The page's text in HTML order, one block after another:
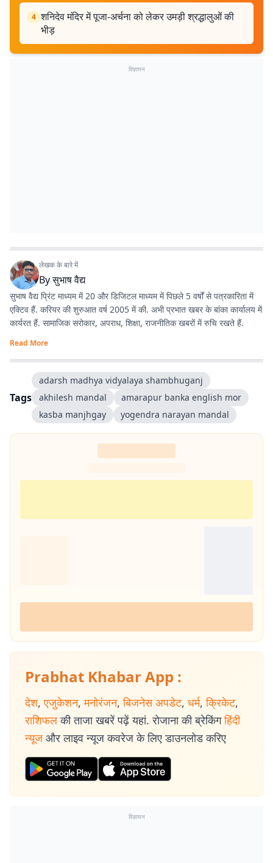
4 शनिदेव मंदिर में पूजा-अर्चना को लेकर उमड़ी श्रद्धालुओं की
भीड़
विज्ञापन
लेखक के बारे में
Byसुभाष वैद्य
सुभाष वैद्य प्रिंट माध्यम में 20 और डिजिटल माध्यम में पिछले 5 वर्षों से पत्रकारिता में
एक्टिव हैं. करियर की शुरुआत वर्ष 2005 में की. अभी प्रभात खबर के बांका कार्यालय में
कार्यरत हैं. सामाजिक सरोकार, अपराध, शिक्षा, राजनीतिक खबरों में रुचि रखते हैं.
Read More
Tags
adarsh madhya vidyalaya shambhuganj
akhilesh mandal
amarapur banka english mor
kasba manjhgay
yogendra narayan mandal
Prabhat Khabar App :
देश, एजुकेशन, मनोरंजन, बिजनेस अपडेट, धर्म, क्रिकेट,
राशिफल की ताजा खबरें पढ़ें यहां. रोजाना की ब्रेकिंग हिंदी
न्यूज और लाइव न्यूज कवरेज के लिए डाउनलोड करिए
विज्ञापन